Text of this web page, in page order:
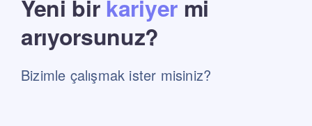
Yeni bir kariyermi
arıyorsunuz?
Bizimle çalışmak ister misiniz?